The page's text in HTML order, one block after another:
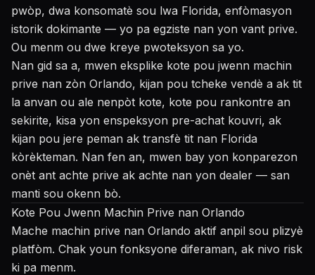
pwòp, dwa konsomatè sou lwa Florida, enfòmasyon
istorik dokimante — yo pa egziste nan yon vant prive.
Ou menm ou dwe kreye pwoteksyon sa yo.
Nan gid sa a, mwen eksplike kote pou jwenn machin
prive nan zòn Orlando, kijan pou tcheke vendè a ak tit
la anvan ou ale nenpòt kote, kote pou rankontre an
sekirite, kisa yon enspeksyon pre-achat kouvri, ak
kijan pou jere peman ak transfè tit nan Florida
kòrèkteman. Nan fen an, mwen bay yon konparezon
onèt ant achte prive ak achte nan yon dealer — san
manti sou okenn bò.
Kote Pou Jwenn Machin Prive nan Orlando
Mache machin prive nan Orlando aktif anpil sou plizyè
platfòm. Chak youn fonksyone diferaman, ak nivo risk
ki pa menm.